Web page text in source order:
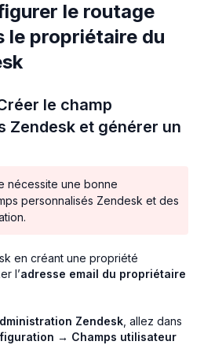
le routage
le propriétaire du
le champ
Zendesk et générer un
nécessite une bonne
personnalisés Zendesk et des
en créant une propriété
l’adresse email du propriétaire
Zendesk, allez dans
→ Champs utilisateur